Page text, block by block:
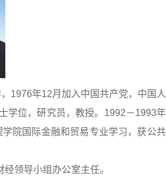
1976年12月加入中国共产党，中国
学位，研究员，教授。1992－1993
院国际金融和贸易专业学习，获公
领导小组办公室主任。